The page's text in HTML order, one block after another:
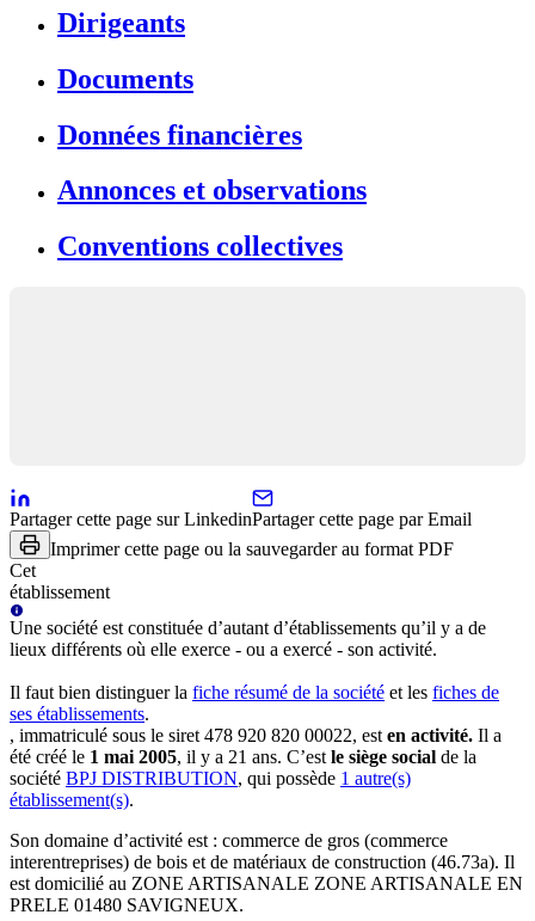
Dirigeants
Documents
Données financières
Annonces et observations
Conventions collectives
Partager cette page sur LinkedinPartager cette page par Email
Imprimer cette page ou la sauvegarder au format PDF
Cet
établissement
Une société est constituée d’autant d’établissements qu’il y a de
lieux différents où elle exerce - ou a exercé - son activité.
Il faut bien distinguer la fiche résumé de la société et les fiches de
ses établissements.
, immatriculé sous le siret 478 920 820 00022, est en activité. Il a
été créé le 1 mai 2005, il y a 21 ans. C’est le siège social de la
société BPJ DISTRIBUTION, qui possède 1 autre(s)
établissement(s).
Son domaine d’activité est : commerce de gros (commerce
interentreprises) de bois et de matériaux de construction (46.73a). Il
est domicilié au ZONE ARTISANALE ZONE ARTISANALE EN
PRELE 01480 SAVIGNEUX.